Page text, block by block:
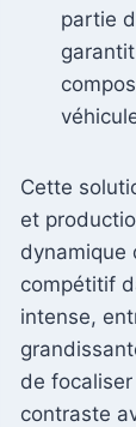
partie
Cette
et
dynamique
compétitif
intense,
de
contraste